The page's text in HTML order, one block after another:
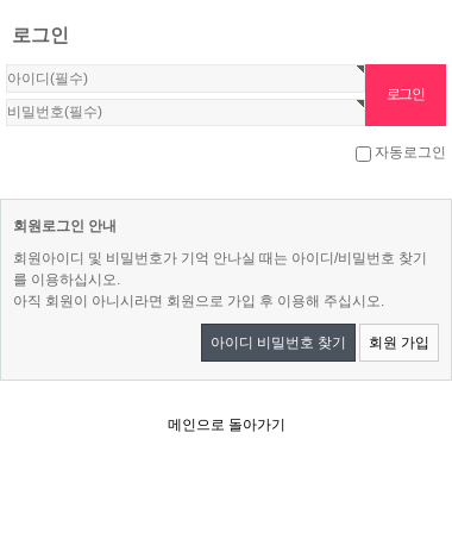
로그인
자동로그인
회원로그인 안내
회원아이디 및 비밀번호가 기억 안나실 때는 아이디/비밀번호 찾기
를 이용하십시오.
아직 회원이 아니시라면 회원으로 가입 후 이용해 주십시오.
아이디 비밀번호 찾기 회원 가입
메인으로 돌아가기